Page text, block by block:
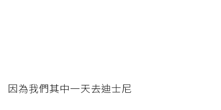
因為我們其中一天去迪士尼